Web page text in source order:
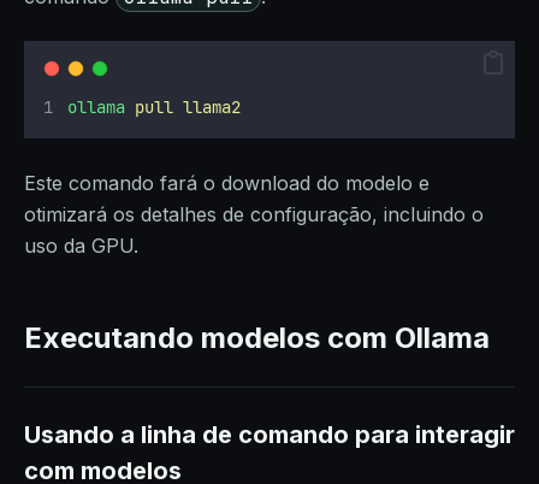
ollama pull llama2
Este comando fará o download do modelo e
otimizará os detalhes de configuração, incluindo o
uso da GPU.
Executando modelos com Ollama
Usando a linha de comando para interagir
com modelos